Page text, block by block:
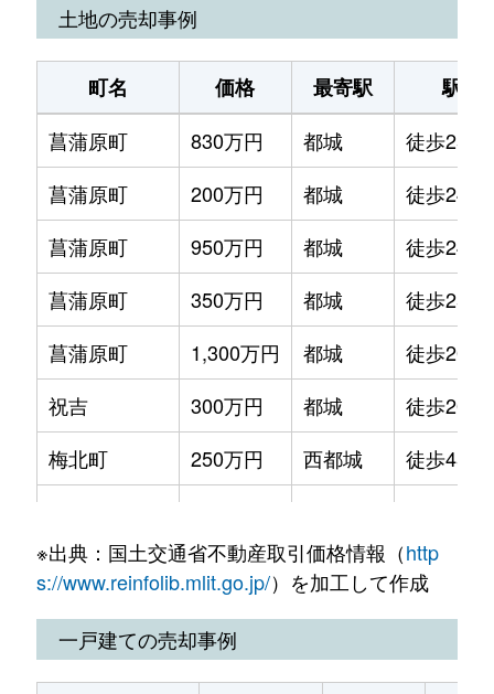
土地の売却事例
町名 価格 最寄駅
駅徒
菖蒲原町
830万円 都城
徒歩25分
菖蒲原町
200万円 都城
徒歩24分
菖蒲原町
950万円 都城
徒歩24分
菖蒲原町
350万円 都城
徒歩25分
菖蒲原町
1,300万円 都城
徒歩20分
祝吉
300万円 都城
徒歩20分
梅北町
250万円 西都城
徒歩45分
乙房町
480万円 日向庄内
徒歩8分
菓子野町
240万円 谷頭
徒歩24分
※出典：国土交通省不動産取引価格情報（http
s://www.reinfolib.mlit.go.jp/）を加工して作成
一戸建ての売却事例